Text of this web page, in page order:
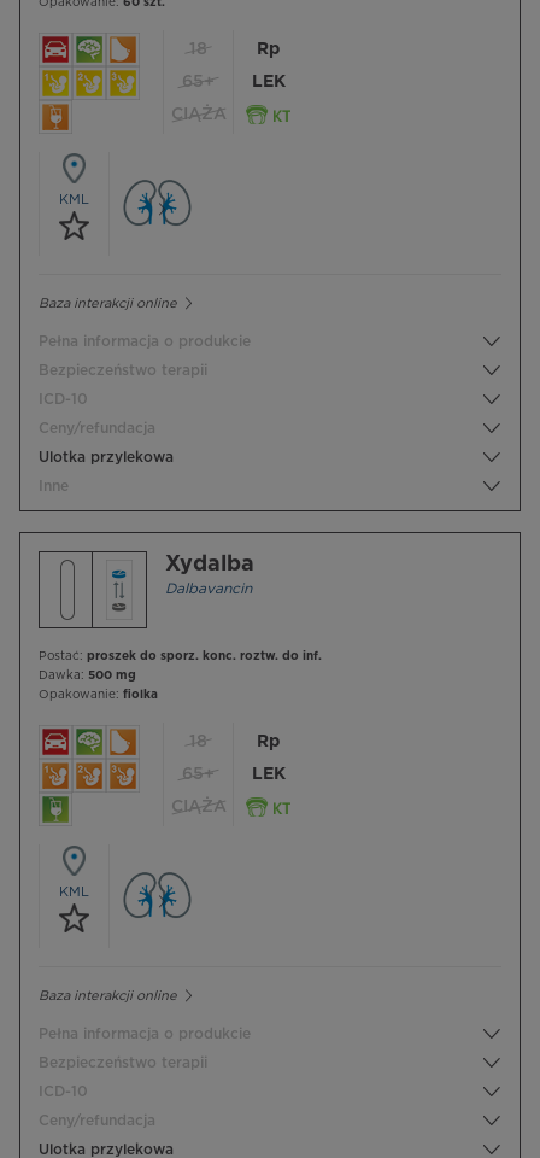
Opakowanie: 60 szt.
18
65+
CIĄŻA
Rp
LEK
KML
Baza interakcji online
Pełna informacja o produkcie
Bezpieczeństwo terapii
ICD-10
Ceny/refundacja
Ulotka przylekowa
Inne
Xydalba
Dalbavancin
Postać: proszek do sporz. konc. roztw. do inf.
Dawka: 500 mg
Opakowanie: fiolka
18
65+
CIĄŻA
Rp
LEK
KML
Baza interakcji online
Pełna informacja o produkcie
Bezpieczeństwo terapii
ICD-10
Ceny/refundacja
Ulotka przylekowa